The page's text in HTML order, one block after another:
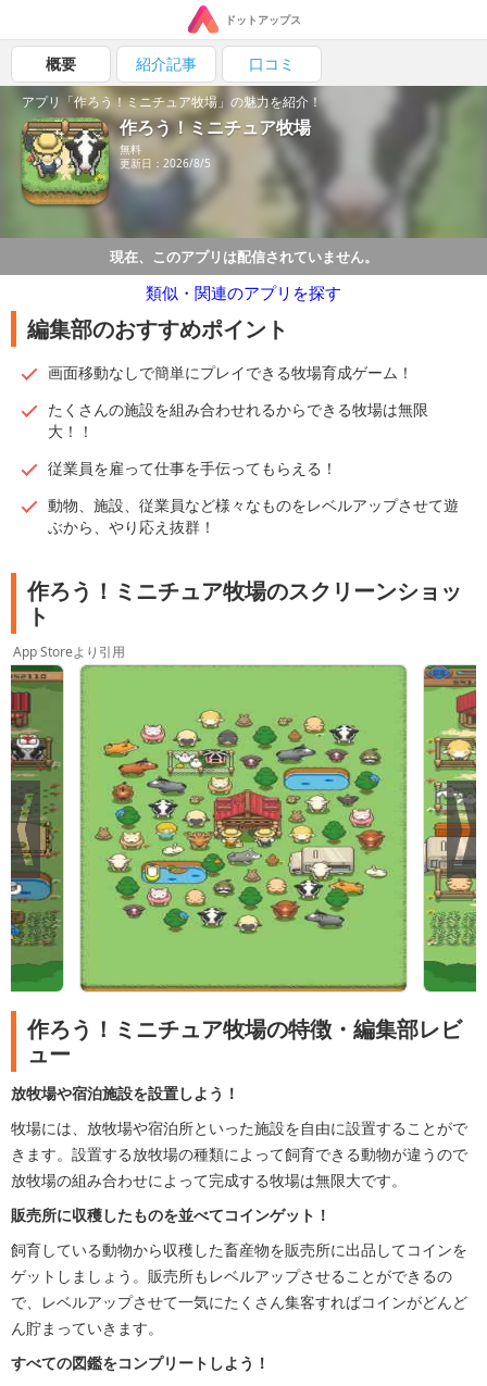
ドットアップス
概要 紹介記事 口コミ
アプリ「作ろう！ミニチュア牧場」の魅力を紹介！
作ろう！ミニチュア牧場
無料
更新日：2026/8/5
現在、このアプリは配信されていません。
類似・関連のアプリを探す
編集部のおすすめポイント
画面移動なしで簡単にプレイできる牧場育成ゲーム！
たくさんの施設を組み合わせれるからできる牧場は無限
大！！
従業員を雇って仕事を手伝ってもらえる！
動物、施設、従業員など様々なものをレベルアップさせて遊
ぶから、やり応え抜群！
作ろう！ミニチュア牧場のスクリーンショッ
ト
App Storeより引用
作ろう！ミニチュア牧場の特徴・編集部レビ
ュー
放牧場や宿泊施設を設置しよう！
牧場には、放牧場や宿泊所といった施設を自由に設置することがで
きます。設置する放牧場の種類によって飼育できる動物が違うので
放牧場の組み合わせによって完成する牧場は無限大です。
販売所に収穫したものを並べてコインゲット！
飼育している動物から収穫した畜産物を販売所に出品してコインを
ゲットしましょう。販売所もレベルアップさせることができるの
で、レベルアップさせて一気にたくさん集客すればコインがどんど
ん貯まっていきます。
すべての図鑑をコンプリートしよう！